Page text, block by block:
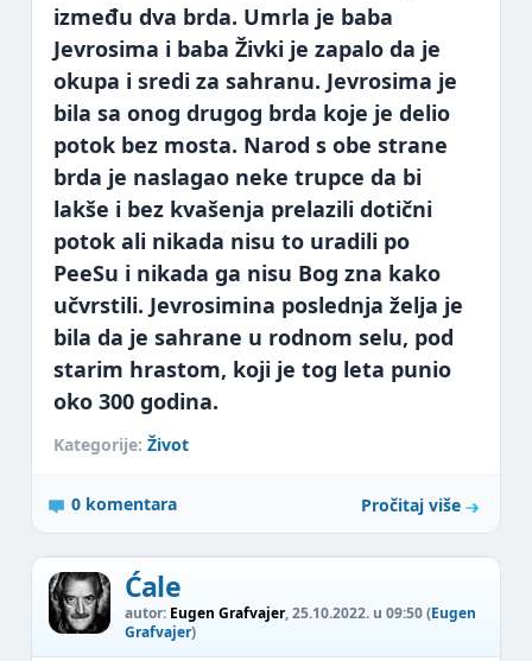
između dva brda. Umrla je baba
Jevrosima i baba Živki je zapalo da je
okupa i sredi za sahranu. Jevrosima je
bila sa onog drugog brda koje je delio
potok bez mosta. Narod s obe strane
brda je naslagao neke trupce da bi
lakše i bez kvašenja prelazili dotični
potok ali nikada nisu to uradili po
PeeSu i nikada ga nisu Bog zna kako
učvrstili. Jevrosimina poslednja želja je
bila da je sahrane u rodnom selu, pod
starim hrastom, koji je tog leta punio
oko 300 godina.
Kategorije: Život
0 komentara Pročitaj više
Ćale
autor: Eugen Grafvajer, 25.10.2022. u 09:50 (Eugen
Grafvajer)